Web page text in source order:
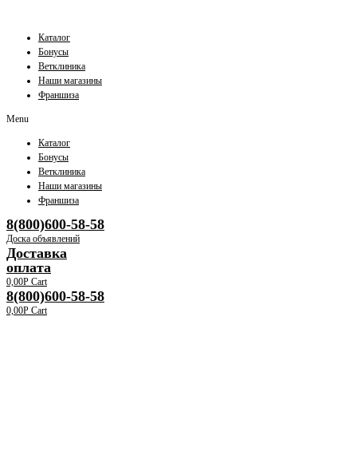
Каталог
Бонусы
Ветклиника
Наши магазины
Франшиза
Menu
Каталог
Бонусы
Ветклиника
Наши магазины
Франшиза
8(800)600-58-58
Доска объявлений
Доставка
оплата
0,00Р Cart
8(800)600-58-58
0,00Р Cart